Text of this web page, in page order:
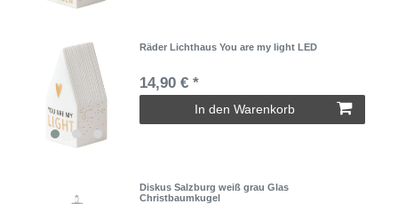
Räder Lichthaus You are my light LED
14,90 € *
In den Warenkorb
Diskus Salzburg weiß grau Glas
Christbaumkugel